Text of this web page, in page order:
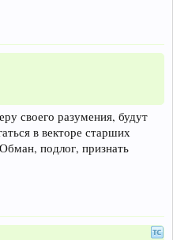
своего разумения, будут
в векторе старших
подлог, признать